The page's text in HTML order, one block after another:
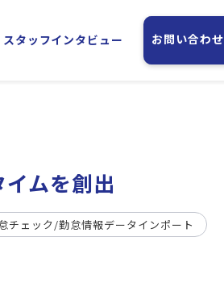
スタッフインタビュー お問い合わせ
ムを創出
チェック/勤怠情報データインポート